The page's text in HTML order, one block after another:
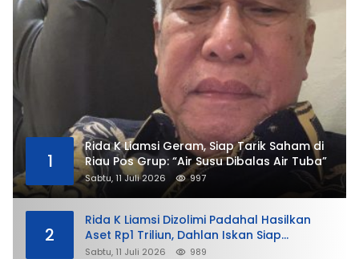
1
Rida K Liamsi Geram, Siap Tarik Saham di
Riau Pos Grup: “Air Susu Dibalas Air Tuba”
Sabtu, 11 Juli 2026 997
2
Rida K Liamsi Dizolimi Padahal Hasilkan
Aset Rp1 Triliun, Dahlan Iskan Siap
Membela
Sabtu, 11 Juli 2026 989